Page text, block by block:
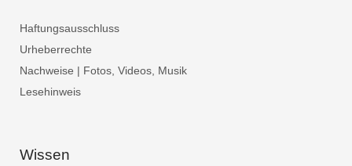
Haftungsausschluss
Urheberrechte
Nachweise | Fotos, Videos, Musik
Lesehinweis
Wissen